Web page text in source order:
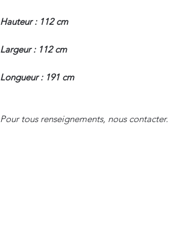
Hauteur : 112 cm
Largeur : 112 cm
Longueur : 191 cm
Pour tous renseignements, nous contacter.